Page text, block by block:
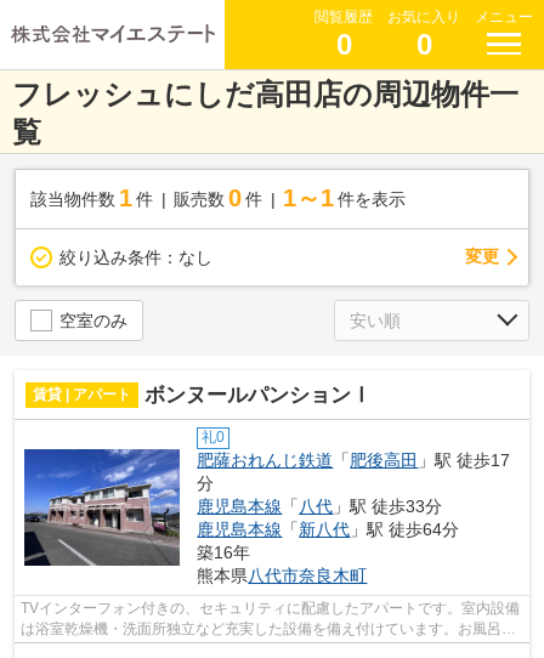
閲覧履歴
0
お気に入り
0
メニュー
フレッシュにしだ高田店の周辺物件一
覧
該当物件数 1件 販売数 0 件 1～1 件を表示
絞り込み条件： なし 変更
空室のみ
賃貸 | アパート ボンヌールパンションⅠ
礼0
肥薩おれんじ鉄道 「肥後高田 」駅 徒歩17
分
鹿児島本線 「 八代 」駅 徒歩33分
鹿児島本線 「新八代 」駅 徒歩64分
築16年
熊本県八代市奈良木町
TVインターフォン付きの、セキュリティに配慮したアパートです。室内設備
は浴室乾燥機・洗面所独立など充実した設備を備え付けています。お風呂が